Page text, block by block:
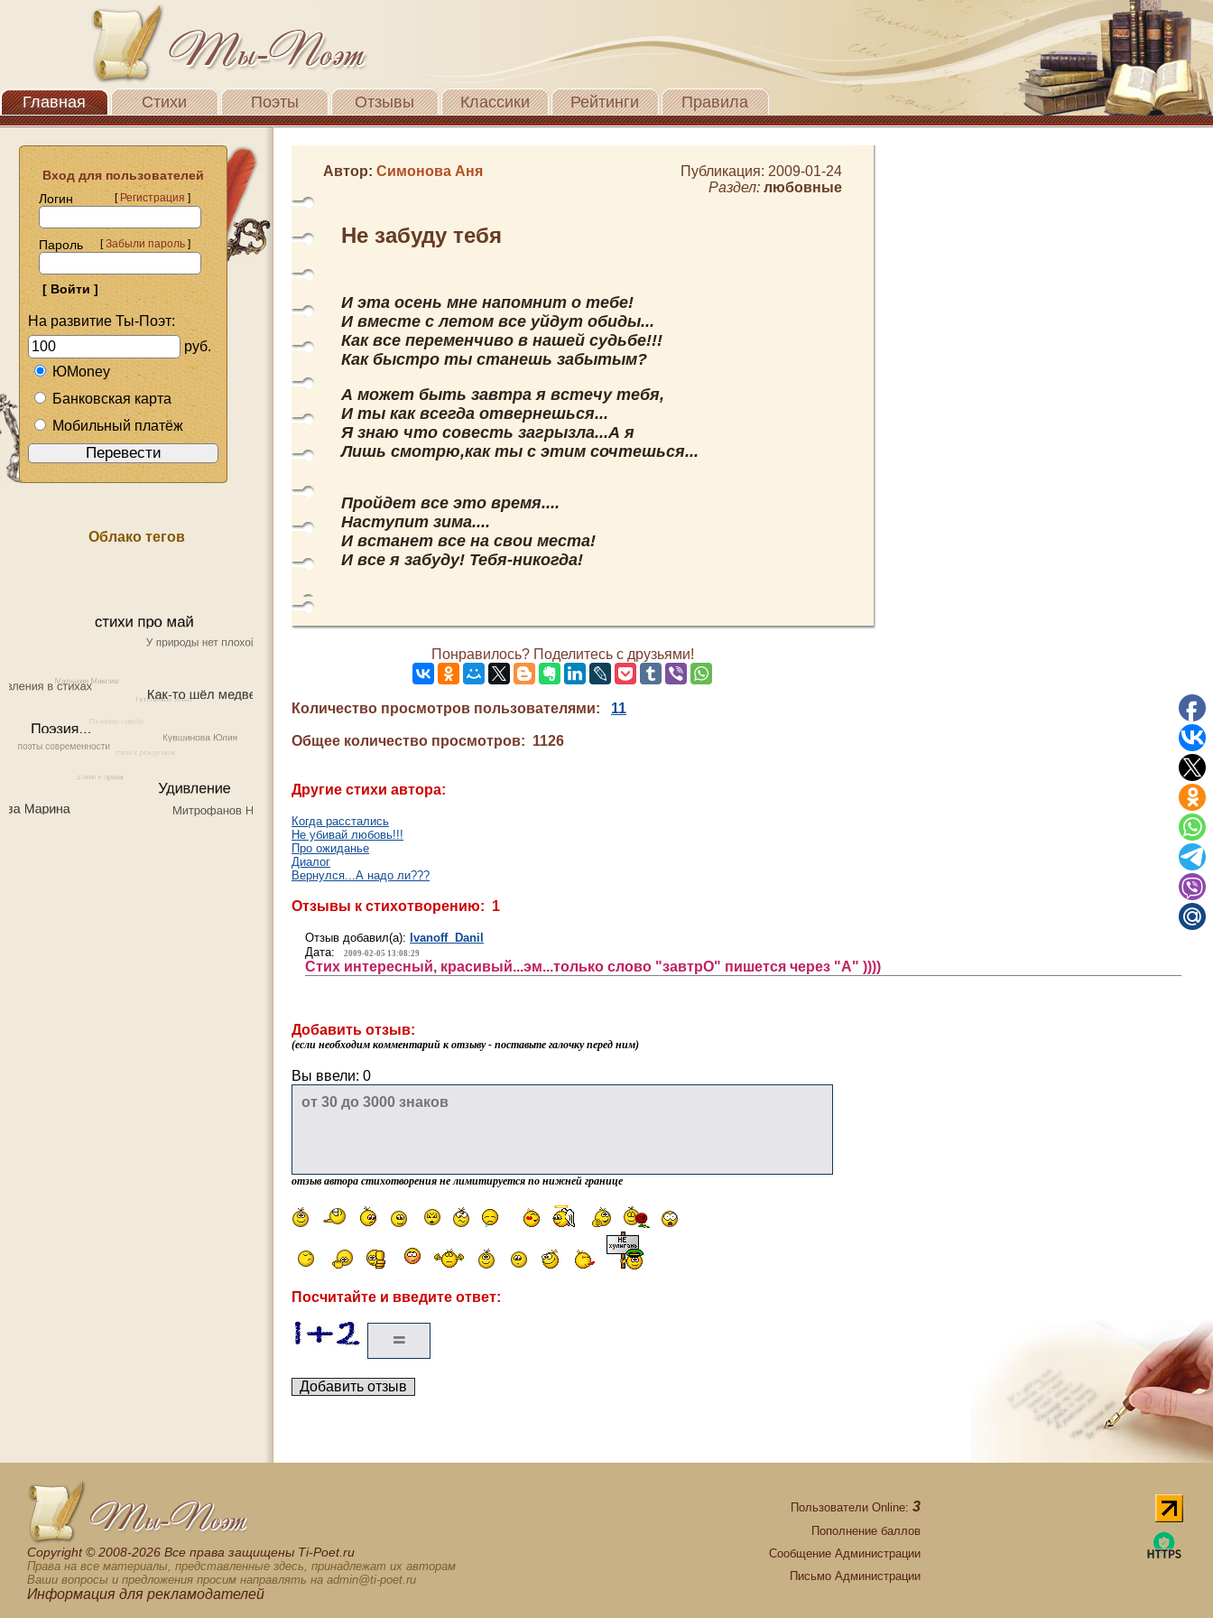
Главная Стихи Поэты Отзывы Классики Рейтинги Правила
Вход для пользователей
Логин
[Регистрация]
Пароль [Забыли пароль]
На развитие Ты-Поэт:
руб.
ЮMoney
Банковская карта
Мобильный платёж
Облако тегов
Автор: Симонова Аня
Публикация: 2009-01-24
Раздел: любовные
Не забуду тебя
И эта осень мне напомнит о тебе!
И вместе с летом все уйдут обиды...
Как все переменчиво в нашей судьбе!!!
Как быстро ты станешь забытым?
А может быть завтра я встечу тебя,
И ты как всегда отвернешься...
Я знаю что совесть загрызла...А я
Лишь смотрю,как ты с этим сочтешься...
Пройдет все это время....
Наступит зима....
И встанет все на свои места!
И все я забуду! Тебя-никогда!
Понравилось? Поделитесь с друзьями!
Количество просмотров пользователями: 11
Общее количество просмотров: 1126
Другие стихи автора:
Когда расстались
Не убивай любовь!!!
Про ожиданье
Диалог
Вернулся...А надо ли???
Отзывы к стихотворению: 1
Отзыв добавил(а): Ivanoff Danil
Дата:
2009-02-05 13:08:29
Стих интересный, красивый...эм...только слово "завтрО" пишется через "А" ))))
Добавить отзыв:
(если необходим комментарий к отзыву - поставьте галочку перед ним)
Вы ввели: 0
отзыв автора стихотворения не лимитируется по нижней границе
Посчитайте и введите ответ:
Сopyright © 2008-2026 Все права защищены Ti-Poet.ru
Права на все материалы, представленные здесь, принадлежат их авторам
Ваши вопросы и предложения просим направлять на admin@ti-poet.ru
Информация для рекламодателей
Пользователи Online: 3
Пополнение баллов
Сообщение Администрации
Письмо Администрации